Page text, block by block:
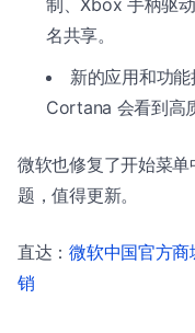
名共享。
新的应用和功
Cortana 会看到高
微软也修复了开始菜
题，值得更新。
直达：微软中国官方
销